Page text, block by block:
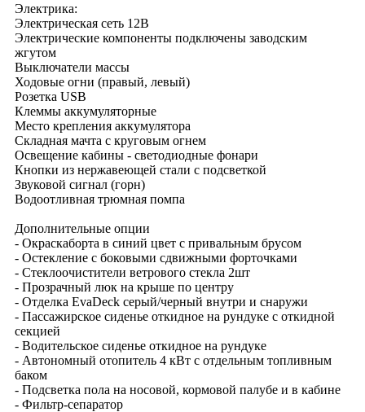
Электрика:
Электрическая сеть 12В
Электрические компоненты подключены заводским
жгутом
Выключатели массы
Ходовые огни (правый, левый)
Розетка USB
Клеммы аккумуляторные
Место крепления аккумулятора
Складная мачта с круговым огнем
Освещение кабины - светодиодные фонари
Кнопки из нержавеющей стали с подсветкой
Звуковой сигнал (горн)
Водоотливная трюмная помпа
Дополнительные опции
- Окраскаборта в синий цвет с привальным брусом
- Остекление с боковыми сдвижными форточками
- Стеклоочистители ветрового стекла 2шт
- Прозрачный люк на крыше по центру
- Отделка EvaDeck серый/черный внутри и снаружи
- Пассажирское сиденье откидное на рундуке с откидной
секцией
- Водительское сиденье откидное на рундуке
- Автономный отопитель 4 кВт с отдельным топливным
баком
- Подсветка пола на носовой, кормовой палубе и в кабине
- Фильтр-сепаратор